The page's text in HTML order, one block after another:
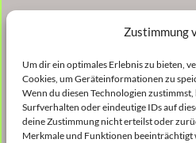
Zustimmung
Um dir ein optimales Erlebnis zu bieten,
Cookies, um Geräteinformationen zu
Wenn du diesen Technologien
Surfverhalten oder eindeutige IDs auf
deine Zustimmung nicht erteilst oder
Merkmale und Funktionen beeinträchtigt
Veröffentlicht 9. Januar 2023